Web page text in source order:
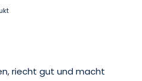
riecht gut und macht